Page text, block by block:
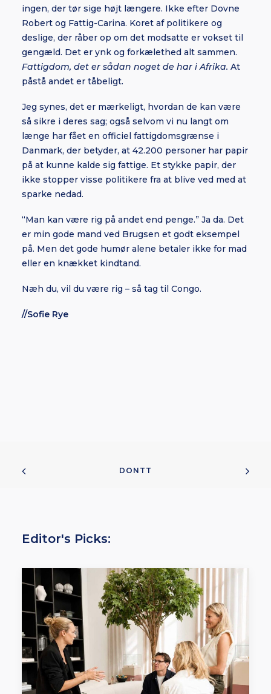
ingen, der tør sige højt længere. Ikke efter Dovne
Robert og Fattig-Carina. Koret af politikere og
deslige, der råber op om det modsatte er vokset til
gengæld. Det er ynk og forkælethed alt sammen.
Fattigdom, det er sådan noget de har i Afrika. At
påstå andet er tåbeligt.
Jeg synes, det er mærkeligt, hvordan de kan være
så sikre i deres sag; også selvom vi nu langt om
længe har fået en officiel fattigdomsgrænse i
Danmark, der betyder, at 42.200 personer har papir
på at kunne kalde sig fattige. Et stykke papir, der
ikke stopper visse politikere fra at blive ved med at
sparke nedad.
“Man kan være rig på andet end penge.” Ja da. Det
er min gode mand ved Brugsen et godt eksempel
på. Men det gode humør alene betaler ikke for mad
eller en knækket kindtand.
Næh du, vil du være rig – så tag til Congo.
//Sofie Rye
DONTT
Editor's Picks: